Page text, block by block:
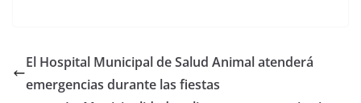
b
o
d
o
l p
ar
El Hospital Municipal de Salud Animal atenderá
emergencias durante las fiestas